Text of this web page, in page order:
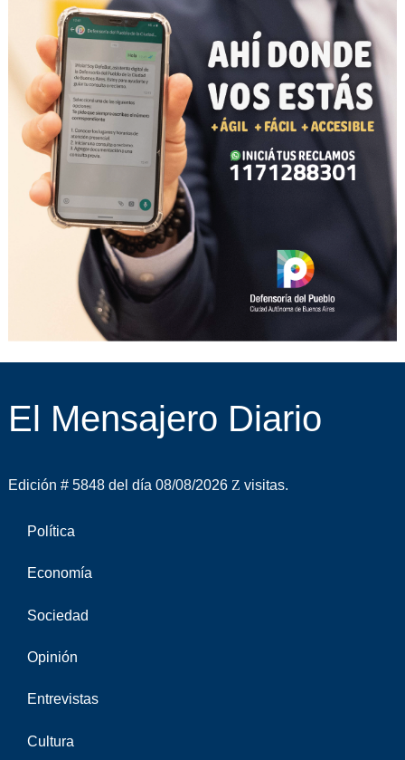
El Mensajero Diario
Edición # 5848 del día 08/08/2026 visitas.
Política
Economía
Sociedad
Opinión
Entrevistas
Cultura